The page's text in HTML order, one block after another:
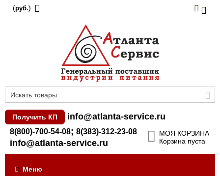
(руб.)
Получить КП info@atlanta-service.ru
8(800)-700-54-08; 8(383)-312-23-08
info@atlanta-service.ru
МОЯ КОРЗИНА
Корзина пуста
Меню